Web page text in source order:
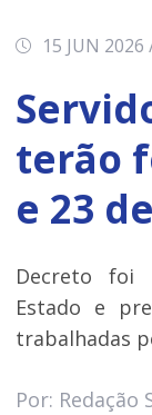
15 JUN 2026
terão
e 23
Decreto foi
Estado e
trabalhadas
Por: Redação